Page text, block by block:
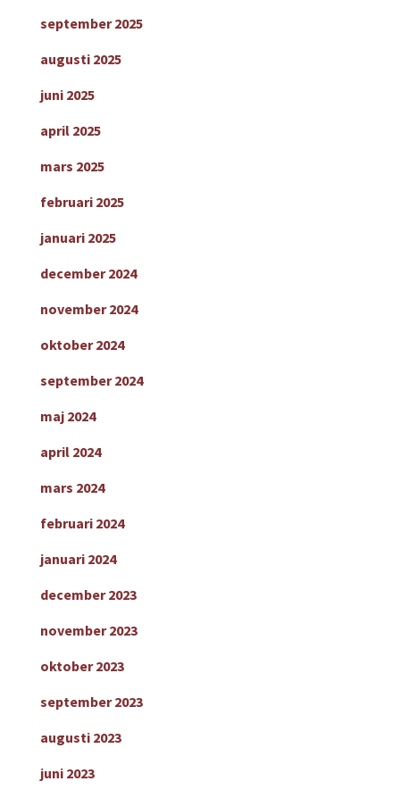
september 2025
augusti 2025
juni 2025
april 2025
mars 2025
februari 2025
januari 2025
december 2024
november 2024
oktober 2024
september 2024
maj 2024
april 2024
mars 2024
februari 2024
januari 2024
december 2023
november 2023
oktober 2023
september 2023
augusti 2023
juni 2023